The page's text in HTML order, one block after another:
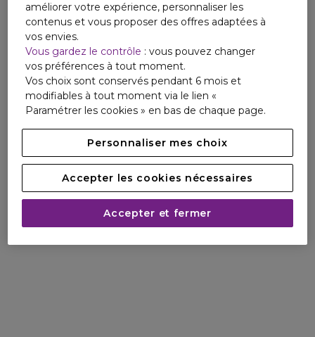
améliorer votre expérience, personnaliser les
contenus et vous proposer des offres adaptées à
vos envies.
Vous gardez le contrôle : vous pouvez changer
vos préférences à tout moment.
Vos choix sont conservés pendant 6 mois et
modifiables à tout moment via le lien «
Paramétrer les cookies » en bas de chaque page.
Personnaliser mes choix
Accepter les cookies nécessaires
Accepter et fermer